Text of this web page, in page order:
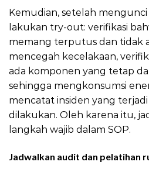
Kemudian, setelah
lakukan try-out: verifikasi
memang terputus dan tidak
mencegah kecelakaan,
ada komponen yang tetap
sehingga mengkonsumsi
mencatat insiden yang
dilakukan. Oleh karena itu,
langkah wajib dalam SOP.
Jadwalkan audit dan pelatihan